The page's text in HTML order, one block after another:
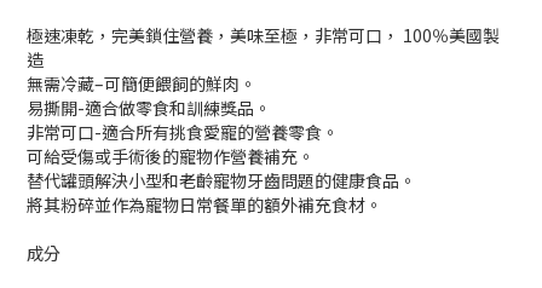
極速凍乾，完美鎖住營養，美味至極，非常可口， 100％美國製
造
無需冷藏–可簡便餵飼的鮮肉。
易撕開-適合做零食和訓練獎品。
非常可口-適合所有挑食愛寵的營養零食。
可給受傷或手術後的寵物作營養補充。
替代罐頭解決小型和老齡寵物牙齒問題的健康食品。
將其粉碎並作為寵物日常餐單的額外補充食材。
成分